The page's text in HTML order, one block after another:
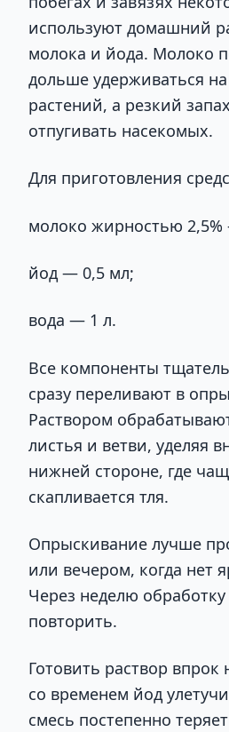
используют домашний
молока и йода. Молоко
дольше удерживаться
растений, а резкий
отпугивать насекомых.
Для приготовления
молоко жирностью
йод — 0,5 мл;
вода — 1 л.
Все компоненты
сразу переливают в
Раствором
листья и ветви, уделяя
нижней стороне, где
скапливается тля.
Опрыскивание лучше
или вечером, когда нет
Через неделю
повторить.
Готовить раствор впрок
со временем йод
смесь постепенно